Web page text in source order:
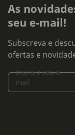
As
seu e-mail!
Subscreva e
ofertas e
Insira o seu e-
mail